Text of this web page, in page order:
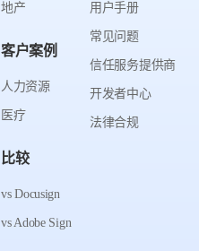
地产
客户案例
人力资源
医疗
比较
vs Docusign
vs Adobe Sign
用户手册
常见问题
信任服务提供商
开发者中心
法律合规